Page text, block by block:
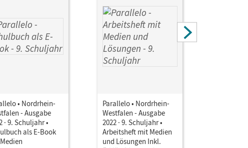
• Nordrhein-
- Ausgabe
· 9. Schuljahr •
als E-Book
Parallelo • Nordrhein-
Westfalen - Ausgabe
2022 · 9. Schuljahr •
Arbeitsheft mit Medien
und Lösungen Inkl.